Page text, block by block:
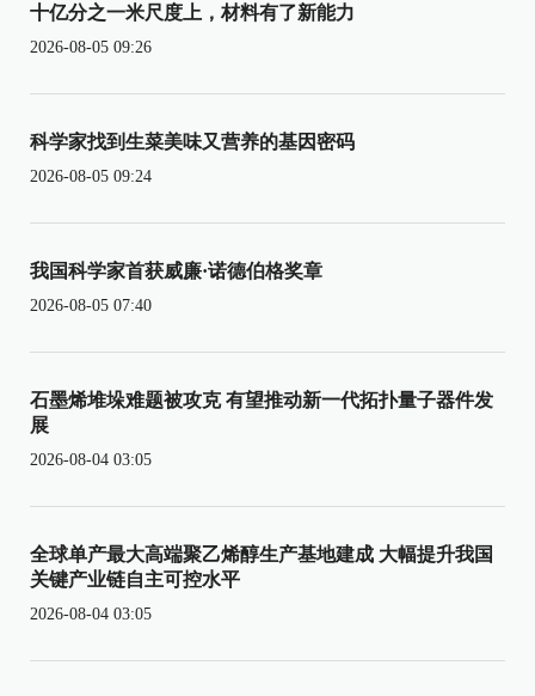
十亿分之一米尺度上，材料有了新能力
2026-08-05 09:26
科学家找到生菜美味又营养的基因密码
2026-08-05 09:24
我国科学家首获威廉·诺德伯格奖章
2026-08-05 07:40
石墨烯堆垛难题被攻克 有望推动新一代拓扑量子器件发
展
2026-08-04 03:05
全球单产最大高端聚乙烯醇生产基地建成 大幅提升我国
关键产业链自主可控水平
2026-08-04 03:05